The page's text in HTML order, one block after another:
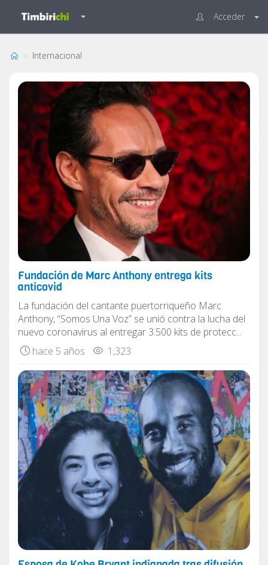
Acceder
Internacional
Fundación de Marc Anthony entrega kits
anticovid
La fundación del cantante puertorriqueño Marc
Anthony, “Somos Una Voz” se unió contra la lucha del
nuevo coronavirus al entregar 3.500 kits de protecc...
hace 5 años
1,323